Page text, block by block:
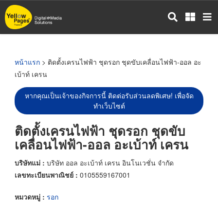
ข้าม
ไป
หน้าแรก > ติดตั้งเครนไฟฟ้า ชุดรอก ชุดขับเคลื่อนไฟฟ้า-ออล อะ
เบ้าท์ เครน
หากคุณเป็นเจ้าของกิจการนี้ ติดต่อรับส่วนลดพิเศษ! เพื่อจัด
ทำเว็บไซต์
ติดตั้งเครนไฟฟ้า ชุดรอก ชุดขับ
เคลื่อนไฟฟ้า-ออล อะเบ้าท์ เครน
บริษัทแม่ : บริษัท ออล อะเบ้าท์ เครน อินโนเวชั่น จำกัด
เลขทะเบียนพาณิชย์ : 0105559167001
หมวดหมู่ : รอก